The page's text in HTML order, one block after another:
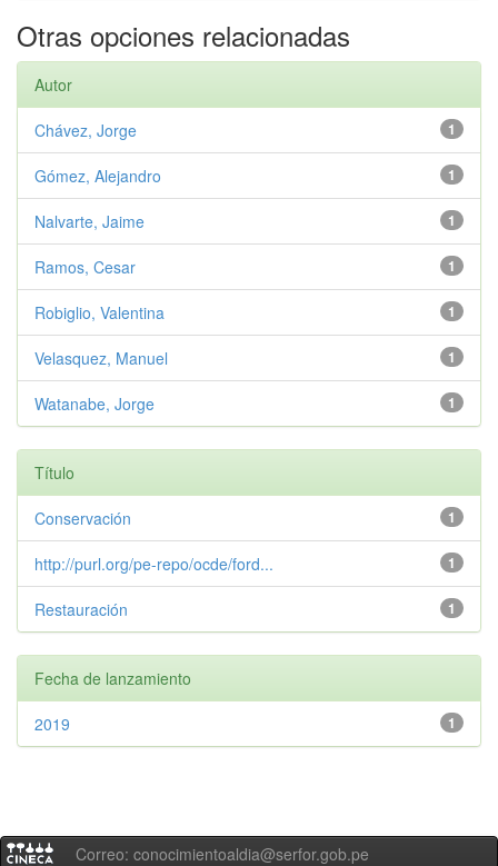
Otras opciones relacionadas
Autor
1
Chávez, Jorge
1
Gómez, Alejandro
1
Nalvarte, Jaime
1
Ramos, Cesar
1
Robiglio, Valentina
1
Velasquez, Manuel
1
Watanabe, Jorge
Título
1
Conservación
1
http://purl.org/pe-repo/ocde/ford...
1
Restauración
Fecha de lanzamiento
1
2019
Correo: conocimientoaldia@serfor.gob.pe